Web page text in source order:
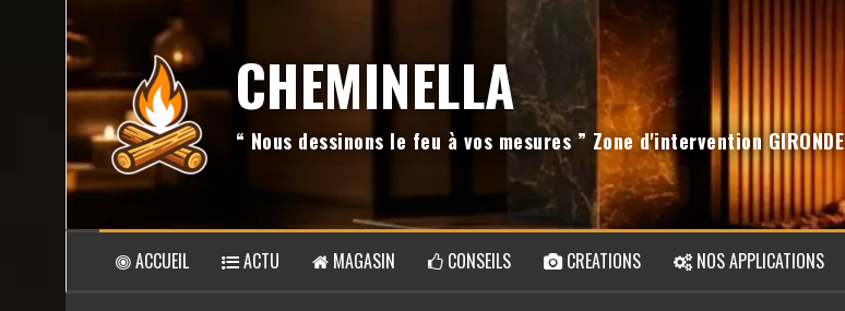
CHEMINELLA
“ Nous dessinons le feu à vos mesures ” Zone d'intervention GIRONDE
ACCUEIL ACTU MAGASIN CONSEILS CREATIONS NOS APPLICATIONS